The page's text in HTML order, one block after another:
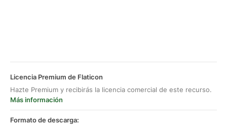
Licencia Premium de Flaticon
Hazte Premium y recibirás la licencia comercial de este recurso.
Más información
Formato de descarga: